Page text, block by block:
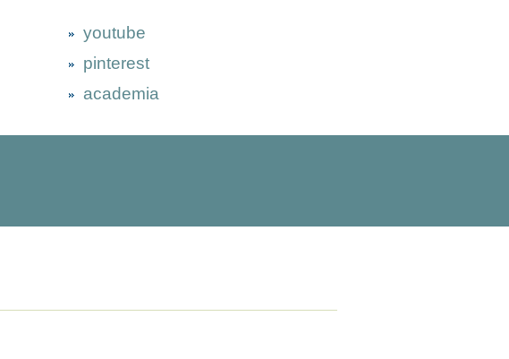
youtube
pinterest
academia